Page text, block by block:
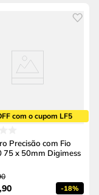
com o cupom LF5
Precisão com Fio
75 x 50mm Digimess
,90 -18%